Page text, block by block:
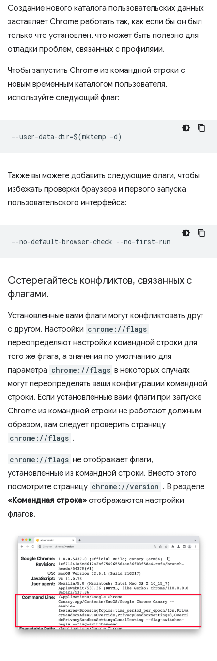
Создание нового каталога пользовательских данных
заставляет Chrome работать так, как если бы он был
только что установлен, что может быть полезно для
отладки проблем, связанных с профилями.
Чтобы запустить Chrome из командной строки с
новым временным каталогом пользователя,
используйте следующий флаг:
Также вы можете добавить следующие флаги, чтобы
избежать проверки браузера и первого запуска
пользовательского интерфейса:
Остерегайтесь конфликтов, связанных с
флагами.
Установленные вами флаги могут конфликтовать друг
с другом. Настройки chrome://flags
переопределяют настройки командной строки для
того же флага, а значения по умолчанию для
параметра chrome://flags в некоторых случаях
могут переопределять ваши конфигурации командной
строки. Если установленные вами флаги при запуске
Chrome из командной строки не работают должным
образом, вам следует проверить страницу
chrome://flags .
chrome://flags не отображает флаги,
установленные из командной строки. Вместо этого
посмотрите страницу chrome://version . В разделе
«Командная строка» отображаются настройки
флагов.